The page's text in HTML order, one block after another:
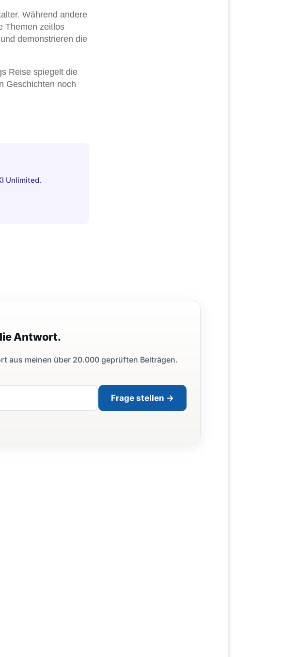
Während andere
Themen zeitlos
demonstrieren die
Reise spiegelt die
Geschichten noch
Unlimited.
Antwort.
aus meinen über 20.000 geprüften Beiträgen.
Frage stellen →